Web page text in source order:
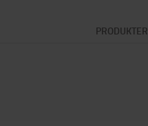
PRODUKTER